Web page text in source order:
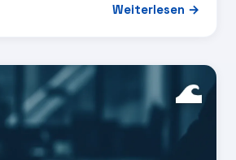
Weiterlesen →